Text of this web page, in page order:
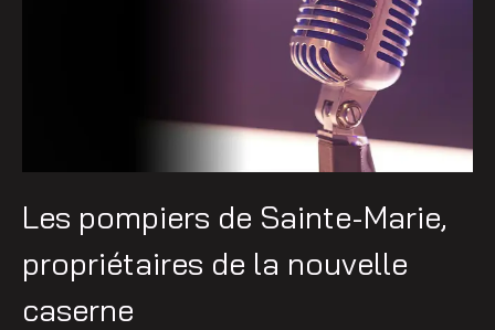
Les pompiers de Sainte-Marie,
propriétaires de la nouvelle
caserne